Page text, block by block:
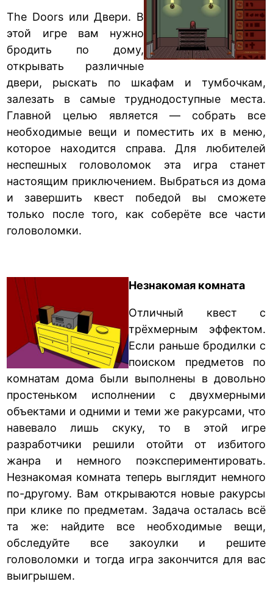
The Doors или Двери. В
этой игре вам нужно
бродить по дому,
открывать различные
двери, рыскать по шкафам и тумбочкам,
залезать в самые труднодоступные места.
Главной целью является — собрать все
необходимые вещи и поместить их в меню,
которое находится справа. Для любителей
неспешных головоломок эта игра станет
настоящим приключением. Выбраться из дома
и завершить квест победой вы сможете
только после того, как соберёте все части
головоломки.
Незнакомая комната
Отличный квест с
трёхмерным эффектом.
Если раньше бродилки с
поиском предметов по
комнатам дома были выполнены в довольно
простеньком исполнении с двухмерными
объектами и одними и теми же ракурсами, что
навевало лишь скуку, то в этой игре
разработчики решили отойти от избитого
жанра и немного поэкспериментировать.
Незнакомая комната теперь выглядит немного
по-другому. Вам открываются новые ракурсы
при клике по предметам. Задача осталась всё
та же: найдите все необходимые вещи,
обследуйте все закоулки и решите
головоломки и тогда игра закончится для вас
выигрышем.